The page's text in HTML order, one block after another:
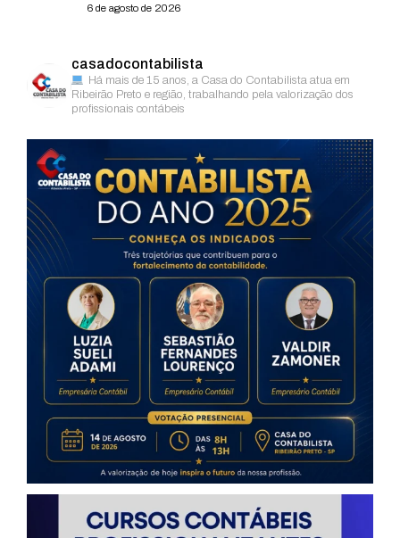
6 de agosto de 2026
casadocontabilista
Há mais de 15 anos, a Casa do Contabilista atua em
Ribeirão Preto e região, trabalhando pela valorização dos
profissionais contábeis